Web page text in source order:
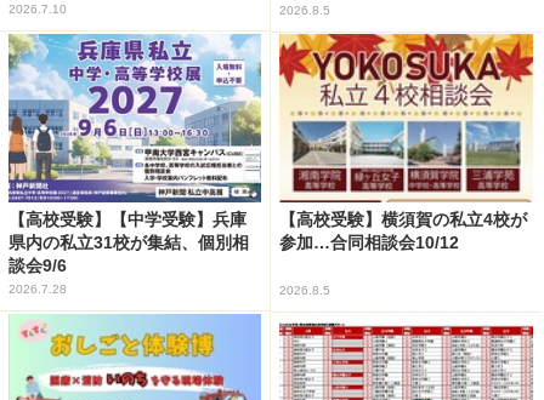
2026.7.10 2026.8.5
【高校受験】【中学受験】兵庫
県内の私立31校が集結、個別相
談会9/6
2026.7.28
【高校受験】横須賀の私立4校が
参加…合同相談会10/12
2026.8.5